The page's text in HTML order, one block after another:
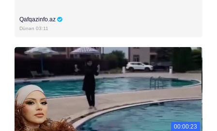
Qafqazinfo.az
Dünən 03:11
00:00:23